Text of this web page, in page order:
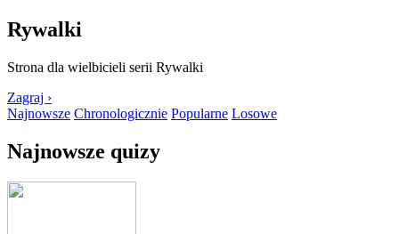
Rywalki
Strona dla wielbicieli serii Rywalki
Zagraj ›
Najnowsze Chronologicznie Popularne Losowe
Najnowsze quizy